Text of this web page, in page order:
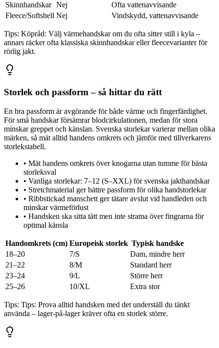
Skinnhandskar Nej
Ofta vattenavvisande
Fleece/Softshell Nej Vindskydd, vattenavvisande
Tips: Köpråd: Välj värmehandskar om du ofta sitter still i kyla –
annars räcker ofta klassiska skinnhandskar eller fleecevarianter för
rörlig jakt.
Storlek och passform – så hittar du rätt
En bra passform är avgörande för både värme och fingerfärdighet.
För små handskar försämrar blodcirkulationen, medan för stora
minskar greppet och känslan. Svenska storlekar varierar mellan olika
märken, så mät alltid handens omkrets och jämför med tillverkarens
storlekstabell.
• Mät handens omkrets över knogarna utan tumme för bästa
storleksval
• Vanliga storlekar: 7–12 (S–XXL) för svenska jakthandskar
• Stretchmaterial ger bättre passform för olika handstorlekar
• Ribbstickad manschett ger tätare avslut vid handleden och
minskar värmeförlust
• Handsken ska sitta tätt men inte strama över fingrarna för
optimal känsla
Handomkrets (cm) Europeisk storlek Typisk handske
18–20
7/S
Dam, mindre herr
21–22
8/M
Standard herr
23–24
9/L
Större herr
25–26
10/XL Extra stor
Tips: Tips: Prova alltid handsken med det underställ du tänkt
använda – lager-på-lager kräver ofta en storlek större.